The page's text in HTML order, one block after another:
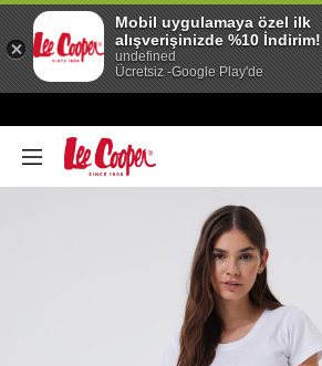
Mobil uygulamaya özel ilk
alışverişinizde %10 İndirim!
undefined
Ücretsiz -Google Play'de